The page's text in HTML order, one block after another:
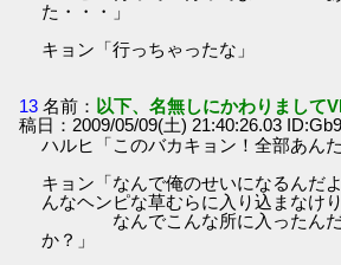
た・・・」
キョン「行っちゃったな」
13 名前： 以下、名無しにかわりまして
稿日：2009/05/09(土) 21:40:26.03
ハルヒ「このバカキョン！全部あん
キョン「なんで俺のせいになるんだ
んなヘンピな草むらに入り込まなけ
なんでこんな所に入ったんだ
か？」